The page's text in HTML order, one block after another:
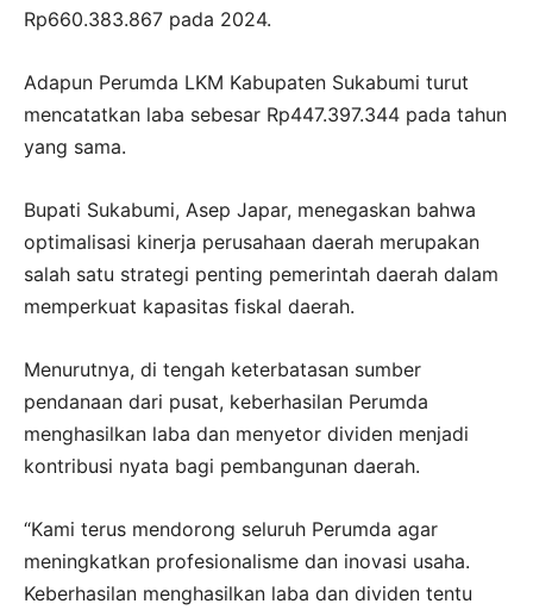
Rp660.383.867 pada 2024.
Adapun Perumda LKM Kabupaten Sukabumi turut
mencatatkan laba sebesar Rp447.397.344 pada tahun
yang sama.
Bupati Sukabumi, Asep Japar, menegaskan bahwa
optimalisasi kinerja perusahaan daerah merupakan
salah satu strategi penting pemerintah daerah dalam
memperkuat kapasitas fiskal daerah.
Menurutnya, di tengah keterbatasan sumber
pendanaan dari pusat, keberhasilan Perumda
menghasilkan laba dan menyetor dividen menjadi
kontribusi nyata bagi pembangunan daerah.
“Kami terus mendorong seluruh Perumda agar
meningkatkan profesionalisme dan inovasi usaha.
Keberhasilan menghasilkan laba dan dividen tentu